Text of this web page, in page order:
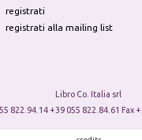
registrati
registrati alla mailing list
Libro Co. Italia srl
822.94.14 +39 055 822.84.61 Fax